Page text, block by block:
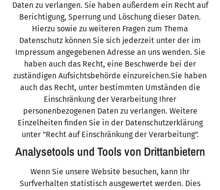
Daten zu verlangen. Sie haben außerdem ein Recht auf
Berichtigung, Sperrung und Löschung dieser Daten.
Hierzu sowie zu weiteren Fragen zum Thema
Datenschutz können Sie sich jederzeit unter der im
Impressum angegebenen Adresse an uns wenden. Sie
haben auch das Recht, eine Beschwerde bei der
zuständigen Aufsichtsbehörde einzureichen.Sie haben
auch das Recht, unter bestimmten Umständen die
Einschränkung der Verarbeitung Ihrer
personenbezogenen Daten zu verlangen. Weitere
Einzelheiten finden Sie in der Datenschutzerklärung
unter "Recht auf Einschränkung der Verarbeitung".
Analysetools und Tools von Drittanbietern
Wenn Sie unsere Website besuchen, kann Ihr
Surfverhalten statistisch ausgewertet werden. Dies